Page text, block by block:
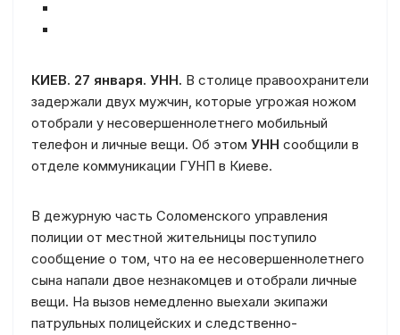
КИЕВ. 27 января. УНН. В столице правоохранители
задержали двух мужчин, которые угрожая ножом
отобрали у несовершеннолетнего мобильный
телефон и личные вещи. Об этом УНН сообщили в
отделе коммуникации ГУНП в Киеве.
В дежурную часть Соломенского управления
полиции от местной жительницы поступило
сообщение о том, что на ее несовершеннолетнего
сына напали двое незнакомцев и отобрали личные
вещи. На вызов немедленно выехали экипажи
патрульных полицейских и следственно-